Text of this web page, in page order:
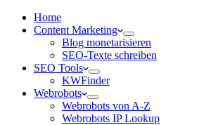
Home
Content Marketing
Blog monetarisieren
SEO-Texte schreiben
SEO Tools
KWFinder
Webrobots
Webrobots von A-Z
Webrobots IP Lookup